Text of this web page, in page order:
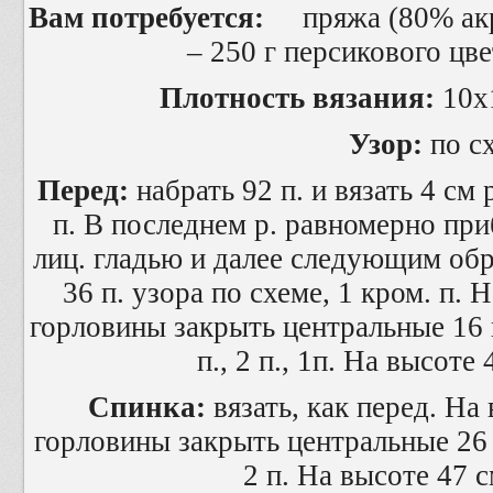
Вам потребуется:
пряжа (80%
– 250 г персикового
Плотность вязания:
Узор: по
Перед: набрать 92 п. и вязать 4
п. В последнем р. равномерно
лиц. гладью и далее следующим
36 п. узора по схеме, 1 кром. п.
горловины закрыть центральные
п., 2 п., 1п. На высоте
Спинка: вязать, как перед.
горловины закрыть центральные
2 п. На высоте 47